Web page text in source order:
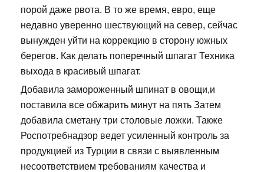
порой даже рвота. В то же время, евро, еще
недавно уверенно шествующий на север, сейчас
вынужден уйти на коррекцию в сторону южных
берегов. Как делать поперечный шпагат Техника
выхода в красивый шпагат.
Добавила замороженный шпинат в овощи,и
поставила все обжарить минут на пять Затем
добавила сметану три столовые ложки. Также
Роспотребнадзор ведет усиленный контроль за
продукцией из Турции в связи с выявленным
несоответствием требованиям качества и